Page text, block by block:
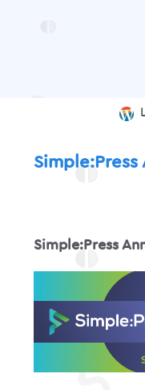
Simple:Press